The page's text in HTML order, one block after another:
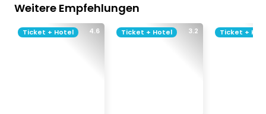
Weitere Empfehlungen
4.6
Ticket + Hotel 3.2
Ticket + Hotel Ticket +